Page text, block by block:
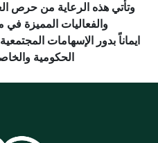
وتأتي هذه الرعاية من حرص
والفعاليات المميزة
ايماناً بدور الإسهامات
الحكومية